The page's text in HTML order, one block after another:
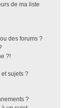
de ma liste
des forums ?
?!
sujets ?
?